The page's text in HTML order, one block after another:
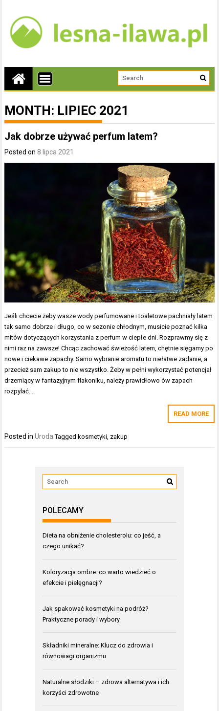
MONTH: LIPIEC 2021
Jak dobrze używać perfum latem?
Posted on 8 lipca 2021
Jeśli chcecie żeby wasze wody perfumowane i toaletowe pachniały latem
tak samo dobrze i długo, co w sezonie chłodnym, musicie poznać kilka
mitów dotyczących korzystania z perfum w ciepłe dni. Rozprawmy się z
nimi raz na zawsze! Chcąc zachować świeżość latem, chętnie sięgamy po
nowe i ciekawe zapachy. Samo wybranie aromatu to niełatwe zadanie, a
przecież sam zakup to nie wszystko. Żeby w pełni wykorzystać potencjał
drzemiący w fantazyjnym flakoniku, należy prawidłowo ów zapach
rozpylać….
READ MORE
Posted inUroda Tagged kosmetyki zakup
POLECAMY
Dieta na obniżenie cholesterolu: co jeść, a
czego unikać?
Koloryzacja ombre: co warto wiedzieć o
efekcie i pielęgnacji?
Jak spakować kosmetyki na podróż?
Praktyczne porady i wybory
Składniki mineralne: Klucz do zdrowia i
równowagi organizmu
Naturalne słodziki – zdrowa alternatywa i ich
korzyści zdrowotne